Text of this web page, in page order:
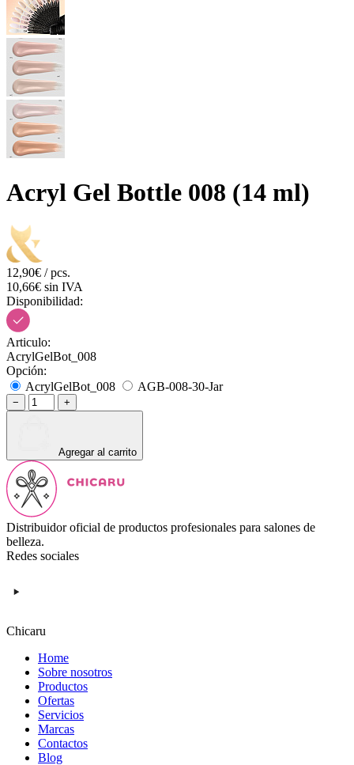
Acryl Gel Bottle 008 (14 ml)
12,90€ / pcs.
10,66€ sin IVA
Disponibilidad:
Articulo:
AcrylGelBot_008
Opción:
AcrylGelBot_008
AGB-008-30-Jar
− +
Agregar al carrito
Distribuidor oficial de productos profesionales para salones de
belleza.
Redes sociales
Chicaru
Home
Sobre nosotros
Productos
Ofertas
Servicios
Marcas
Contactos
Blog